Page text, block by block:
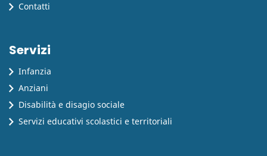
Contatti
Servizi
Infanzia
Anziani
Disabilità e disagio sociale
Servizi educativi scolastici e territoriali